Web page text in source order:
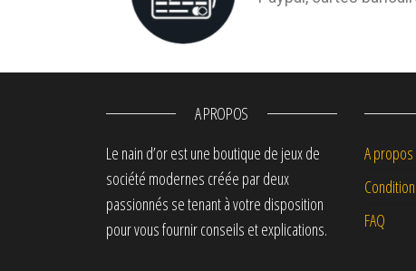
A PROPOS
Le nain d’or est une boutique de jeux de
société modernes créée par deux
passionnés se tenant à votre disposition
pour vous fournir conseils et explications.
A
FAQ